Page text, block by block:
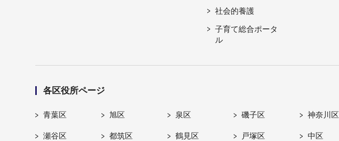
社会的養護
子育て総合ポータ
ル
各区役所ページ
青葉区 旭区 泉区 磯子区 神奈川区
瀬谷区 都筑区 鶴見区 戸塚区 中区